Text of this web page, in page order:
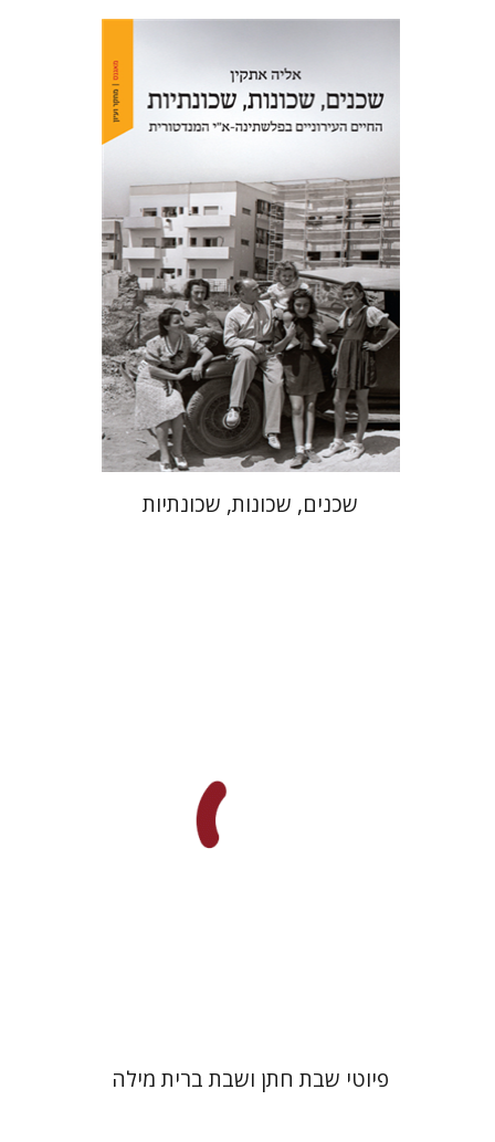
אליה אתקין
הנחת אתר ספר מודפס
$46
$41
שכנים, שכונות, שכונתיות
פיוטי שבת חתן ושבת ברית מילה